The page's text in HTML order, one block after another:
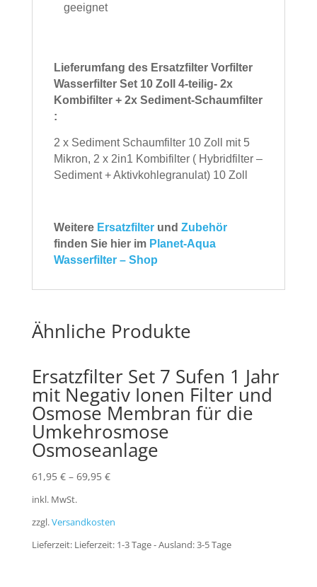
geeignet
Lieferumfang des Ersatzfilter Vorfilter
Wasserfilter Set 10 Zoll 4-teilig- 2x
Kombifilter + 2x Sediment-Schaumfilter
:
2 x Sediment Schaumfilter 10 Zoll mit 5
Mikron, 2 x 2in1 Kombifilter ( Hybridfilter –
Sediment + Aktivkohlegranulat) 10 Zoll
Weitere Ersatzfilterund Zubehör
finden Sie hier im Planet-Aqua
Wasserfilter – Shop
Ähnliche Produkte
Ersatzfilter Set 7 Sufen 1 Jahr
mit Negativ Ionen Filter und
Osmose Membran für die
Umkehrosmose
Osmoseanlage
61,95 €– 69,95 €
inkl. MwSt.
zzgl.Versandkosten
Lieferzeit: Lieferzeit: 1-3 Tage - Ausland: 3-5 Tage